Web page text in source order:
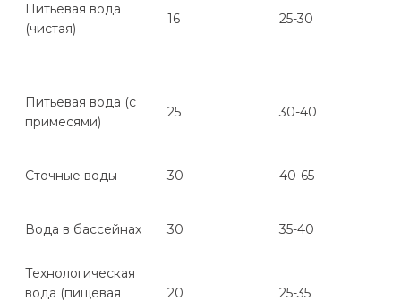
Питьевая вода
(чистая)
16 25-30
Питьевая вода (с
примесями)
25 30-40
Сточные воды 30 40-65
Вода в бассейнах 30 35-40
Технологическая
вода (пищевая
20 25-35